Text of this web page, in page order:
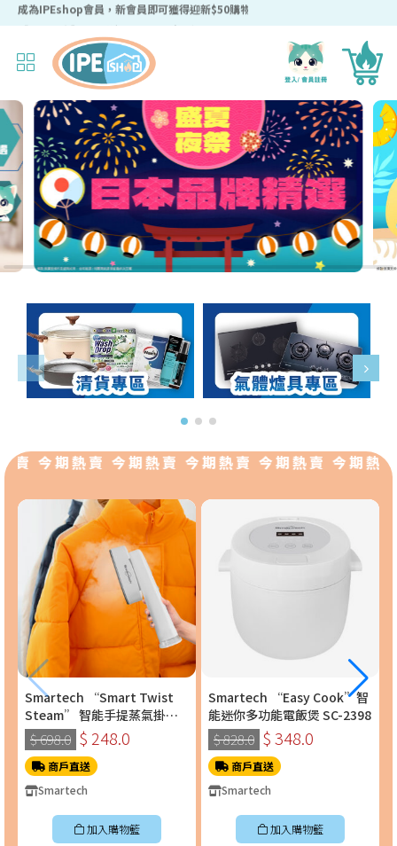
成為IPEshop會員，新會員即可獲得迎新$50購物優惠碼！
賣 今期熱賣 今期熱賣 今期熱賣 今期熱賣 今期熱
Smartech “Smart Twist
Steam” 智能手提蒸氣掛燙
機 (SS-8108)
$ 698.0 $ 248.0
商戶直送
Smartech
加入購物籃
Smartech “Easy Cook”智
能迷你多功能電飯煲 SC-2398
$ 828.0 $ 348.0
商戶直送
Smartech
加入購物籃